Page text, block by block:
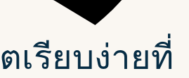
เรียบง่ายที่